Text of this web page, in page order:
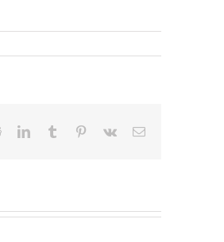
RedditLinkedInTumblr Pinterest
Vk
Correo